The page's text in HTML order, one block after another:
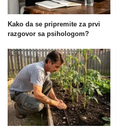
Kako da se pripremite za prvi
razgovor sa psihologom?